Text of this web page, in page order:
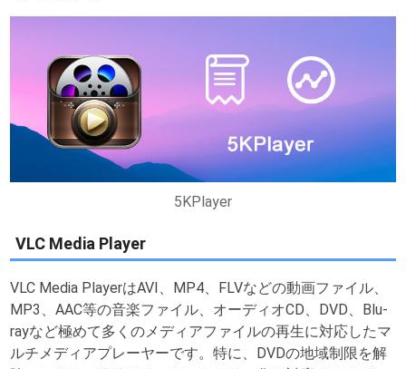
5KPlayer
VLC Media Player
VLC Media PlayerはAVI、MP4、FLVなどの動画ファイル、
MP3、AAC等の音楽ファイル、オーディオCD、DVD、Blu-
rayなど極めて多くのメディアファイルの再生に対応したマ
ルチメディアプレーヤーです。特に、DVDの地域制限を解